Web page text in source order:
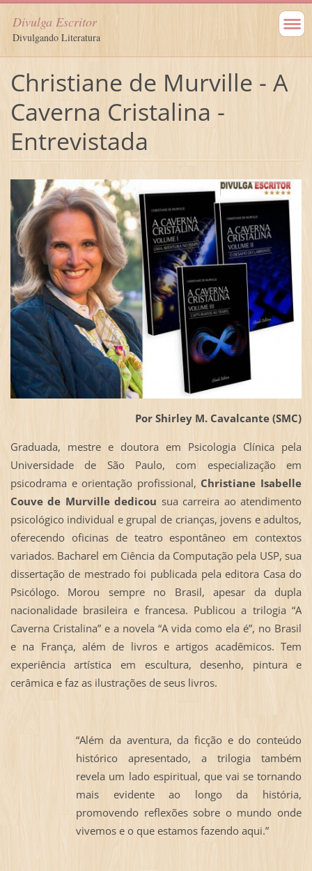
Divulga Escritor
Divulgando Literatura
Christiane de Murville - A
Caverna Cristalina -
Entrevistada
Por Shirley M. Cavalcante (SMC)
Graduada, mestre e doutora em Psicologia Clínica pela
Universidade de São Paulo, com especialização em
psicodrama e orientação profissional, Christiane Isabelle
Couve de Murville dedicou sua carreira ao atendimento
psicológico individual e grupal de crianças, jovens e adultos,
oferecendo oficinas de teatro espontâneo em contextos
variados. Bacharel em Ciência da Computação pela USP, sua
dissertação de mestrado foi publicada pela editora Casa do
Psicólogo. Morou sempre no Brasil, apesar da dupla
nacionalidade brasileira e francesa. Publicou a trilogia “A
Caverna Cristalina” e a novela “A vida como ela é”, no Brasil
e na França, além de livros e artigos acadêmicos. Tem
experiência artística em escultura, desenho, pintura e
cerâmica e faz as ilustrações de seus livros.
“Além da aventura, da ficção e do conteúdo
histórico apresentado, a trilogia também
revela um lado espiritual, que vai se tornando
mais evidente ao longo da história,
promovendo reflexões sobre o mundo onde
vivemos e o que estamos fazendo aqui.”